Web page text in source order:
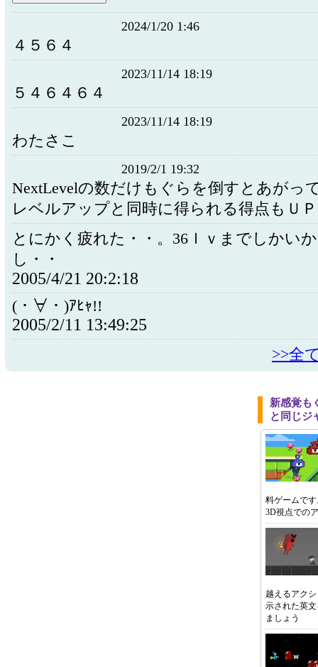
2024/1/20 1:46
４５６４
2023/11/14 18:19
５４６４６４
2023/11/14 18:19
わたさこ
2019/2/1 19:32
NextLevelの数だけもぐらを倒すとあがっ
レベルアップと同時に得られる得点もＵ
とにかく疲れた・・。36ｌｖまでしかい
し・・
2005/4/21 20:2:18
(・∀・)ｱﾋｬ!!
2005/2/11 13:49:25
>>全
新感覚も
と同じジ
料ゲームで
3D視点での
越えるアク
示された英
ましょう